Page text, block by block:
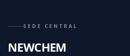
SEDE CENTRAL
NEWCHEM